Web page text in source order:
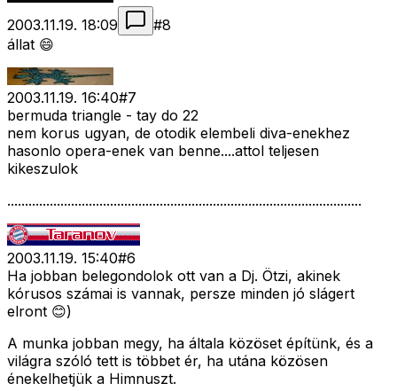
2003.11.19. 18:09 #8
állat 😄
2003.11.19. 16:40#7
bermuda triangle - tay do 22
nem korus ugyan, de otodik elembeli diva-enekhez
hasonlo opera-enek van benne....attol teljesen
kikeszulok
....................................................................................................
2003.11.19. 15:40#6
Ha jobban belegondolok ott van a Dj. Ötzi, akinek
kórusos számai is vannak, persze minden jó slágert
elront 😊)
A munka jobban megy, ha általa közöset építünk, és a
világra szóló tett is többet ér, ha utána közösen
énekelhetjük a Himnuszt.